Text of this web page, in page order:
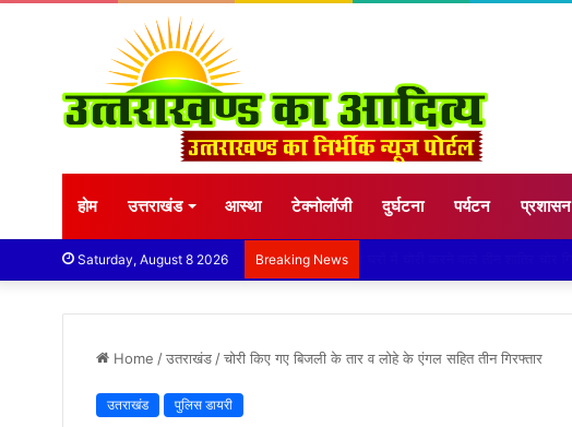
होम उत्तराखंड आस्था टेक्नोलॉजी दुर्घटना पर्यटन प्रशासन
Saturday, August 8 2026 Breaking News
Home /उतराखंड /चोरी किए गए बिजली के तार व लोहे के एंगल सहित तीन गिरफ्तार
उतराखंड पुलिस डायरी